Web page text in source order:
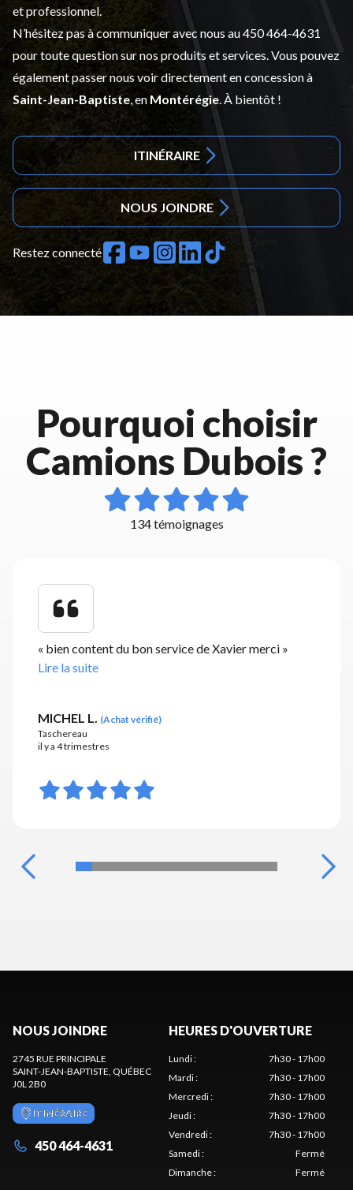
et professionnel.
N’hésitez pas à communiquer avec nous au450 464-4631
pour toute question sur nos produits et services. Vous pouvez
également passer nous voir directement en concession à
Saint-Jean-Baptiste , en Montérégie . À bientôt !
ITINÉRAIRE
NOUS JOINDRE
Restez connecté
Pourquoi choisir
Camions Dubois ?
134 témoignages
« bien content du bon service de Xavier merci »
Lire la suite
MICHEL L. (Achat vérifié)
Taschereau
il y a 4 trimestres
NOUS JOINDRE
2745 RUE PRINCIPALE
SAINT-JEAN-BAPTISTE , QUÉBEC
J0L 2B0
ITINÉRAIRE
450 464-4631
HEURES D'OUVERTURE
Lundi:
7h30 - 17h00
Mardi:
7h30 - 17h00
Mercredi:
7h30 - 17h00
Jeudi:
7h30 - 17h00
Vendredi:
7h30 - 17h00
Samedi:
Fermé
Dimanche: Fermé